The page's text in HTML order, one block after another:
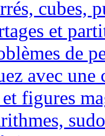
cubes,
et
de
avec une
figures